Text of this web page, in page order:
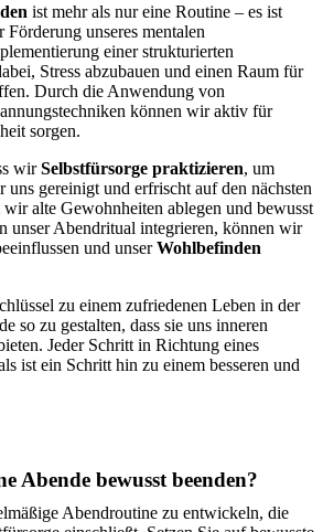
ist mehr als nur eine Routine – es ist
unseres mentalen
einer strukturierten
Stress abzubauen und einen Raum für
Durch die Anwendung von
können wir aktiv für
sorgen.
wirSelbstfürsorge praktizieren, um
uns gereinigt und erfrischt auf den nächsten
alte Gewohnheiten ablegen und bewusst
unser Abendritual integrieren, können wir
und unserWohlbefinden
zu einem zufriedenen Leben in der
so zu gestalten, dass sie uns inneren
Jeder Schritt in Richtung eines
ist ein Schritt hin zu einem besseren und
Abende bewusst beenden?
Abendroutine zu entwickeln, die